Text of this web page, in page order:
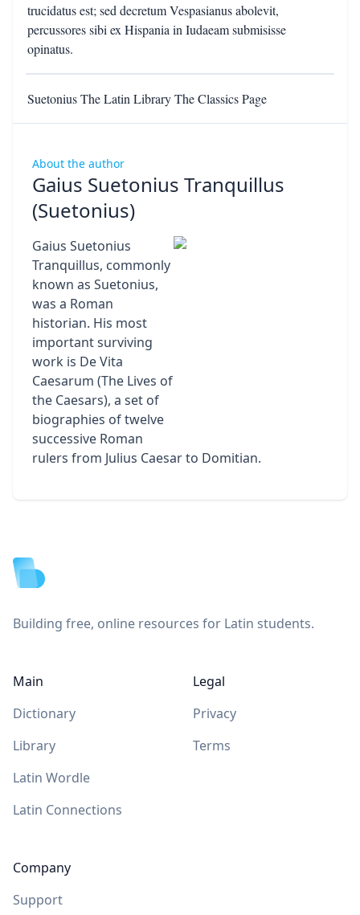
trucidatus est; sed decretum Vespasianus abolevit,
percussores sibi ex Hispania in Iudaeam submisisse
opinatus.
Suetonius The Latin Library The Classics Page
About the author
Gaius Suetonius Tranquillus
(Suetonius)
Gaius Suetonius
Tranquillus, commonly
known as Suetonius,
was a Roman
historian. His most
important surviving
work is De Vita
Caesarum (The Lives of
the Caesars), a set of
biographies of twelve
successive Roman
rulers from Julius Caesar to Domitian.
Building free, online resources for Latin students.
Main
Dictionary
Library
Latin Wordle
Latin Connections
Company
Support
Legal
Privacy
Terms